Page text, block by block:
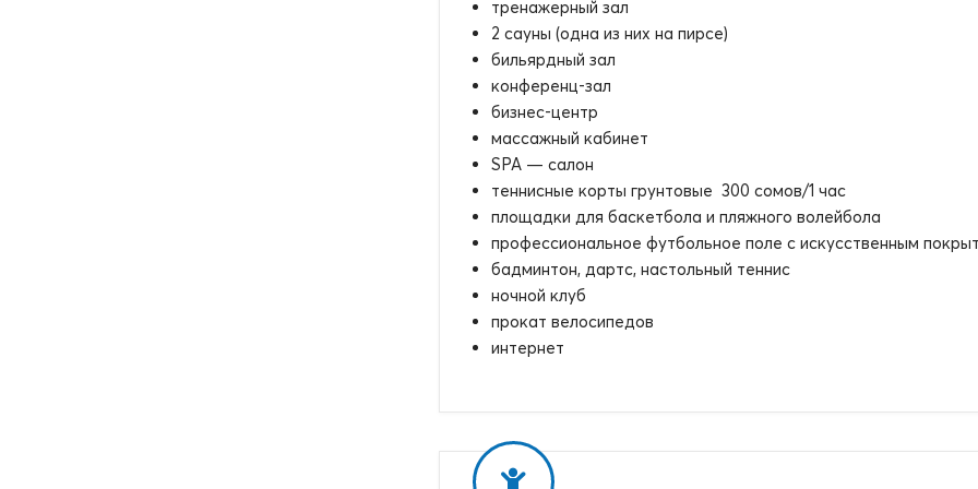
тренажерный зал
2 сауны (одна из них на пирсе)
бильярдный зал
конференц-зал
бизнес-центр
массажный кабинет
SPA — салон
теннисные корты грунтовые 300 сомов/1 час
площадки для баскетбола и пляжного волейбола
профессиональное футбольное поле с искусственным
бадминтон, дартс, настольный теннис
ночной клуб
прокат велосипедов
интернет